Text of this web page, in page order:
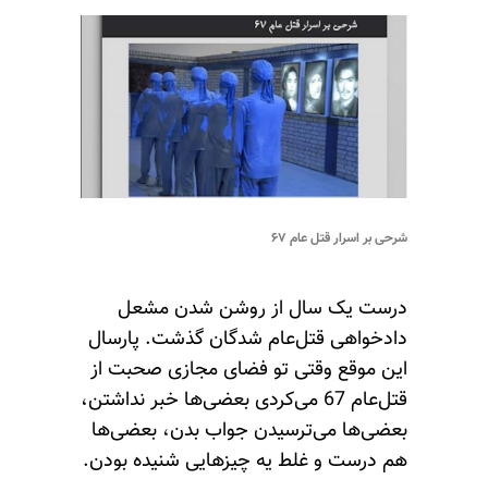
شرحی بر اسرار قتل عام ۶۷
درست یک سال از روشن شدن مشعل
دادخواهی قتل‌عام شدگان گذشت. پارسال
این موقع وقتی تو فضای مجازی صحبت از
قتل‌عام 67 می‌کردی بعضی‌ها خبر نداشتن،
بعضی‌ها می‌ترسیدن جواب بدن، بعضی‌ها
هم درست و غلط یه چیزهایی شنیده بودن.